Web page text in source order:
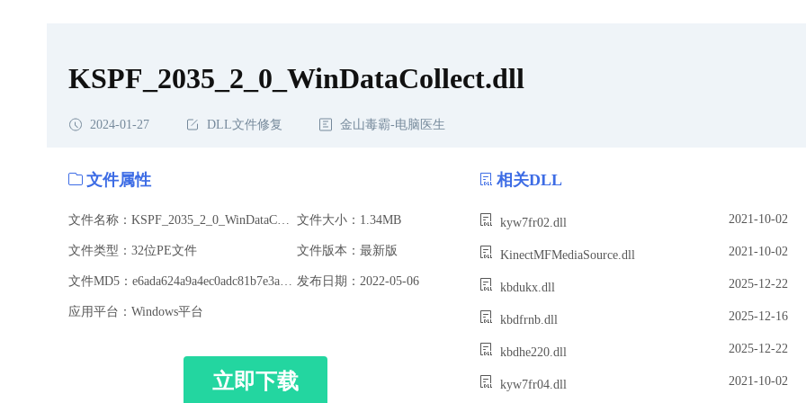
KSPF_2035_2_0_WinDataCollect.dll
2024-01-27 DLL文件修复 金山毒霸-电脑医生
文件属性
文件大小：1.34MB
文件类型：32位PE文件 文件版本：最新版
发布日期：2022-05-06
应用平台：Windows平台
立即下载
相关DLL
kyw7fr02.dll 2021-10-02
KinectMFMediaSource.dll 2021-10-02
kbdukx.dll 2025-12-22
kbdfrnb.dll 2025-12-16
kbdhe220.dll 2025-12-22
kyw7fr04.dll 2021-10-02